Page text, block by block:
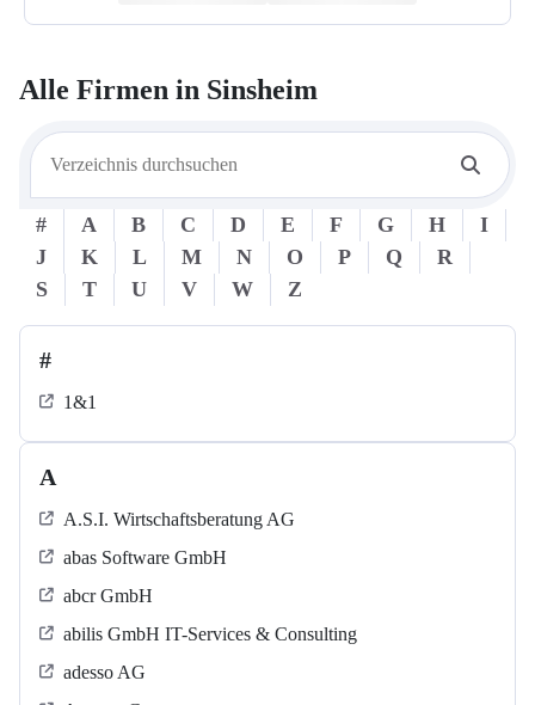
Alle Firmen in Sinsheim
# A B C D E F G H
I
J
K L M N O P Q
R
S
T U V W Z
#
1&1
A
A.S.I. Wirtschaftsberatung AG
abas Software GmbH
abcr GmbH
abilis GmbH IT-Services & Consulting
adesso AG